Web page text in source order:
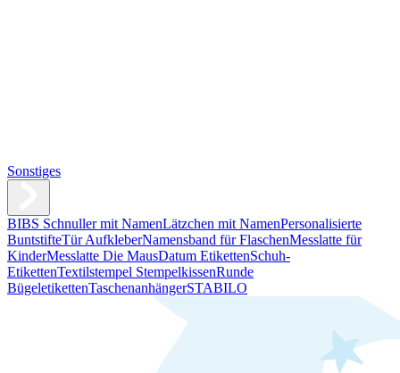
Sonstiges
BIBS Schnuller mit NamenLätzchen mit NamenPersonalisierte
BuntstifteTür AufkleberNamensband für FlaschenMesslatte für
KinderMesslatte Die MausDatum EtikettenSchuh-
EtikettenTextilstempel StempelkissenRunde
BügeletikettenTaschenanhängerSTABILO